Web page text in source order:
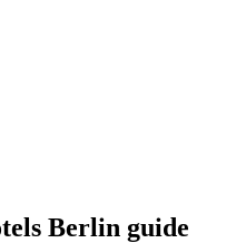
Berlin guide